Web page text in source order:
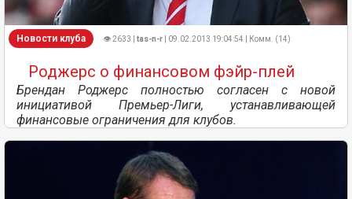
Новости клуба 👁 2633 | tas-n-r | 09.02.2013 19:04:54 | Комм. (14)
Роджерс о финансовом фэйр-плей
Брендан Роджерс полностью согласен с новой
инициативой Премьер-Лиги, устанавливающей
финансовые ограничения для клубов.